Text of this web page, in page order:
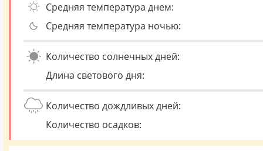
Средняя температура днем:
Средняя температура ночью:
Количество солнечных дней:
Длина светового дня:
Количество дождливых дней:
Количество осадков: